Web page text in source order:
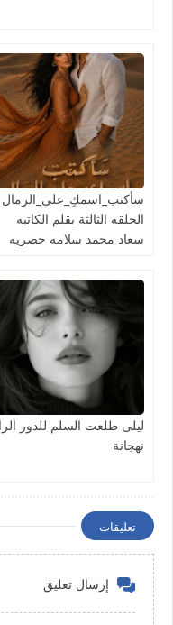
سأكتب_اسمكِ_على_الرمال
الحلقه الثالثة بقلم الكاتبه
سعاد محمد سلامه حصريه
ليلى طلعت السلم للدور
نهجانة
تعليقات
إرسال تعليق